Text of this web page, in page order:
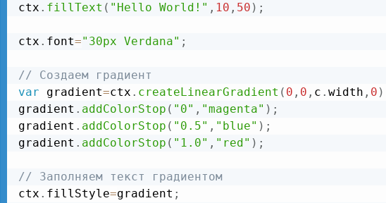
ctx . fillText ( "Hello World!" , 10 , 50 ) ;
ctx . font="30px Verdana" ;
// Создаем градиент
var gradient=ctx . createLinearGradient ( 0 , 0 , c . width , 0 )
gradient . addColorStop ( "0" , "magenta" ) ;
gradient . addColorStop ( "0.5" , "blue" ) ;
gradient . addColorStop ( "1.0" , "red" ) ;
// Заполняем текст градиентом
ctx . fillStyle=gradient ;